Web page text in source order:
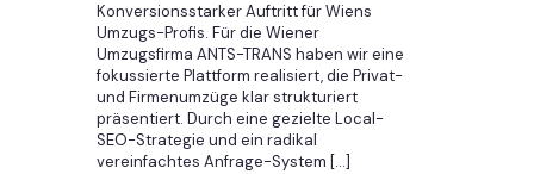
Konversionsstarker Auftritt für Wiens
Umzugs-Profis. Für die Wiener
Umzugsfirma ANTS-TRANS haben wir eine
fokussierte Plattform realisiert, die Privat-
und Firmenumzüge klar strukturiert
präsentiert. Durch eine gezielte Local-
SEO-Strategie und ein radikal
vereinfachtes Anfrage-System […]